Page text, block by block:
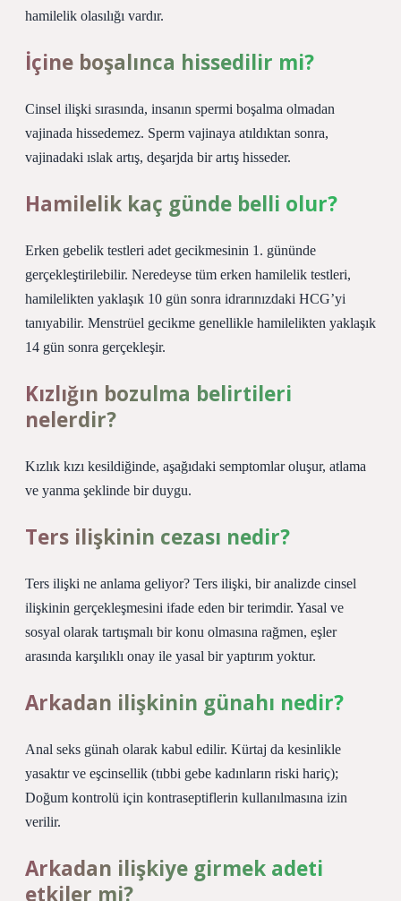
hamilelik olasılığı vardır.
İçine boşalınca hissedilir mi?
Cinsel ilişki sırasında, insanın spermi boşalma olmadan
vajinada hissedemez. Sperm vajinaya atıldıktan sonra,
vajinadaki ıslak artış, deşarjda bir artış hisseder.
Hamilelik kaç günde belli olur?
Erken gebelik testleri adet gecikmesinin 1. gününde
gerçekleştirilebilir. Neredeyse tüm erken hamilelik testleri,
hamilelikten yaklaşık 10 gün sonra idrarınızdaki HCG’yi
tanıyabilir. Menstrüel gecikme genellikle hamilelikten yaklaşık
14 gün sonra gerçekleşir.
Kızlığın bozulma belirtileri
nelerdir?
Kızlık kızı kesildiğinde, aşağıdaki semptomlar oluşur, atlama
ve yanma şeklinde bir duygu.
Ters ilişkinin cezası nedir?
Ters ilişki ne anlama geliyor? Ters ilişki, bir analizde cinsel
ilişkinin gerçekleşmesini ifade eden bir terimdir. Yasal ve
sosyal olarak tartışmalı bir konu olmasına rağmen, eşler
arasında karşılıklı onay ile yasal bir yaptırım yoktur.
Arkadan ilişkinin günahı nedir?
Anal seks günah olarak kabul edilir. Kürtaj da kesinlikle
yasaktır ve eşcinsellik (tıbbi gebe kadınların riski hariç);
Doğum kontrolü için kontraseptiflerin kullanılmasına izin
verilir.
Arkadan ilişkiye girmek adeti
etkiler mi?